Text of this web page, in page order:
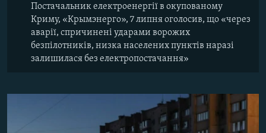
Постачальник електроенергії в окупованому
Криму, «Крымэнерго», 7 липня оголосив, що «через
аварії, спричинені ударами ворожих
безпілотників, низка населених пунктів наразі
залишилася без електропостачання»